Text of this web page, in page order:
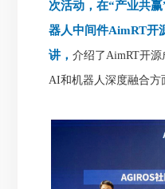
次活动，在“产业共
器人中间件AimRT开
讲，介绍了AimRT开
AI和机器人深度融合方